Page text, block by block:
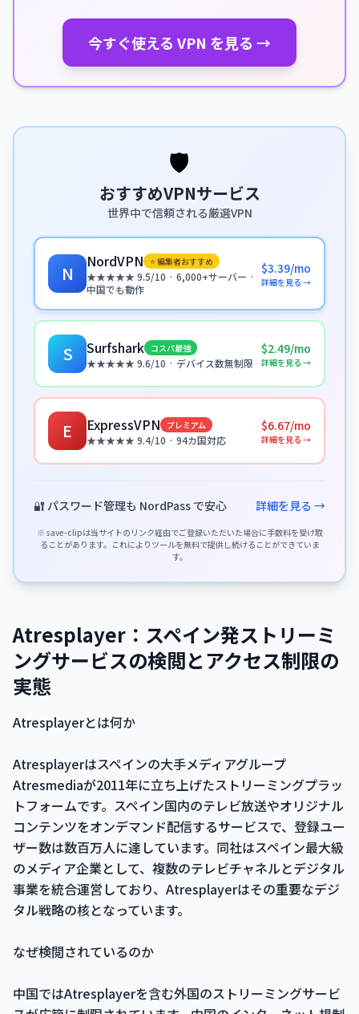
今すぐ使える VPN を見る →
🛡️
おすすめVPNサービス
世界中で信頼される厳選VPN
N
NordVPN ⭐ 編集者おすすめ
★★★★★ 9.5/10 · 6,000+サーバー ·
中国でも動作
$3.39/mo
詳細を見る →
S Surfshark コスパ最強
★★★★★ 9.6/10 · デバイス数無制限
$2.49/mo
詳細を見る →
E ExpressVPN プレミアム
★★★★★ 9.4/10 · 94カ国対応
$6.67/mo
詳細を見る →
🔐 パスワード管理も NordPass で安心 詳細を見る →
※ save-clipは当サイトのリンク経由でご登録いただいた場合に手数料を受け取
ることがあります。これによりツールを無料で提供し続けることができていま
す。
Atresplayer：スペイン発ストリーミ
ングサービスの検閲とアクセス制限の
実態
Atresplayerとは何か
Atresplayerはスペインの大手メディアグループ
Atresmediaが2011年に立ち上げたストリーミングプラッ
トフォームです。スペイン国内のテレビ放送やオリジナル
コンテンツをオンデマンド配信するサービスで、登録ユー
ザー数は数百万人に達しています。同社はスペイン最大級
のメディア企業として、複数のテレビチャネルとデジタル
事業を統合運営しており、Atresplayerはその重要なデジ
タル戦略の核となっています。
なぜ検閲されているのか
中国ではAtresplayerを含む外国のストリーミングサービ